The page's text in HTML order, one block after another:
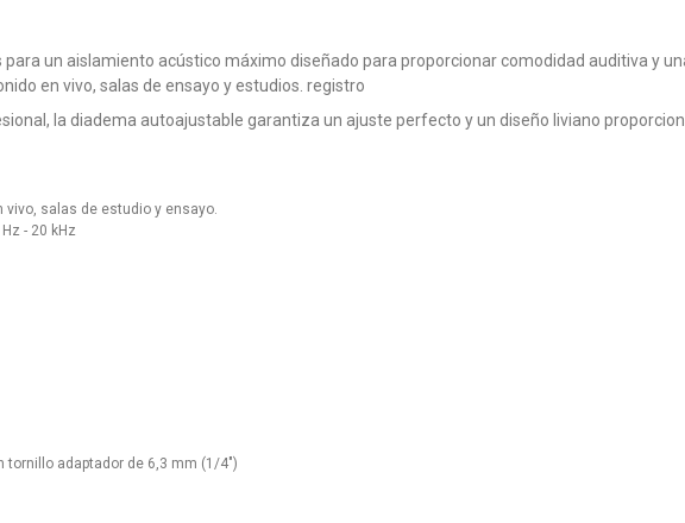
para un aislamiento acústico máximo diseñado para proporcionar comodidad auditiva y
en vivo, salas de ensayo y estudios. registro
la diadema autoajustable garantiza un ajuste perfecto y un diseño liviano
salas de estudio y ensayo.
- 20 kHz
tornillo adaptador de 6,3 mm (1/4")